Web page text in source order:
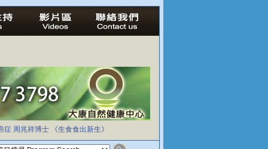
症 周兆祥博士 《生食食出新生》